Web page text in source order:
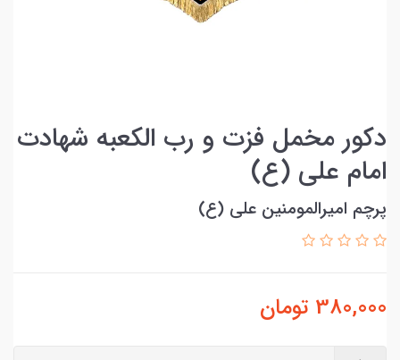
دکور مخمل فزت و رب الکعبه شهادت
امام علی (ع)
پرچم امیرالمومنین علی (ع)
380,000 تومان